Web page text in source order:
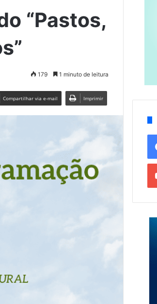
“Pastos,
179 1 minuto de leitura
Compartilhar via e-mail Imprimir